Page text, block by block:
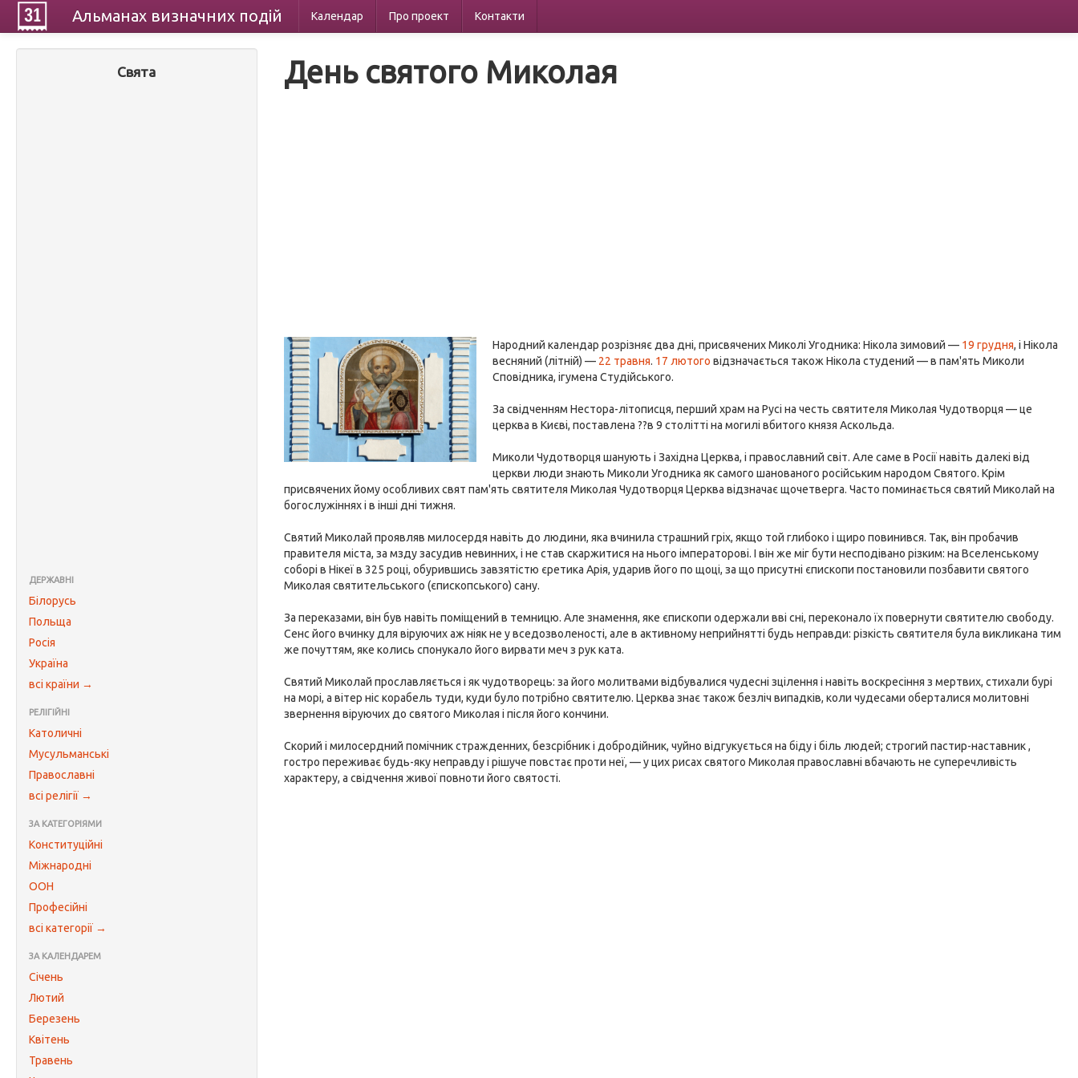
Альманах визначних подій Календар Про проект Контакти
Свята
ДЕРЖАВНІ
Білорусь
Польща
Росія
Україна
всі країни →
РЕЛІГІЙНІ
Католичні
Мусульманські
Православні
всі релігії →
ЗА КАТЕГОРІЯМИ
Конституційні
Міжнародні
ООН
Професійні
всі категорії →
ЗА КАЛЕНДАРЕМ
Січень
Лютий
Березень
Квітень
Травень
День святого Миколая
Народний календар розрізняє два дні, присвячених Миколі Угодника: Нікола зимовий — 19 грудня, і Нікола
весняний (літній) — 22 травня. 17 лютого відзначається також Нікола студений — в пам'ять Миколи
Сповідника, ігумена Студійського.
За свідченням Нестора-літописця, перший храм на Русі на честь святителя Миколая Чудотворця — це
церква в Києві, поставлена ??в 9 столітті на могилі вбитого князя Аскольда.
Миколи Чудотворця шанують і Західна Церква, і православний світ. Але саме в Росії навіть далекі від
церкви люди знають Миколи Угодника як самого шанованого російським народом Святого. Крім
присвячених йому особливих свят пам'ять святителя Миколая Чудотворця Церква відзначає щочетверга. Часто поминається святий Миколай на
богослужіннях і в інші дні тижня.
Святий Миколай проявляв милосердя навіть до людини, яка вчинила страшний гріх, якщо той глибоко і щиро повинився. Так, він пробачив
правителя міста, за мзду засудив невинних, і не став скаржитися на нього імператорові. І він же міг бути несподівано різким: на Вселенському
соборі в Нікеї в 325 році, обурившись завзятістю єретика Арія, ударив його по щоці, за що присутні єпископи постановили позбавити святого
Миколая святительського (єпископського) сану.
За переказами, він був навіть поміщений в темницю. Але знамення, яке єпископи одержали вві сні, переконало їх повернути святителю свободу.
Сенс його вчинку для віруючих аж ніяк не у вседозволеності, але в активному неприйнятті будь неправди: різкість святителя була викликана тим
же почуттям, яке колись спонукало його вирвати меч з рук ката.
Святий Миколай прославляється і як чудотворець: за його молитвами відбувалися чудесні зцілення і навіть воскресіння з мертвих, стихали бурі
на морі, а вітер ніс корабель туди, куди було потрібно святителю. Церква знає також безліч випадків, коли чудесами оберталися молитовні
звернення віруючих до святого Миколая і після його кончини.
Скорий і милосердний помічник стражденних, безсрібник і добродійник, чуйно відгукується на біду і біль людей; строгий пастир-наставник ,
гостро переживає будь-яку неправду і рішуче повстає проти неї, — у цих рисах святого Миколая православні вбачають не суперечливість
характеру, а свідчення живої повноти його святості.